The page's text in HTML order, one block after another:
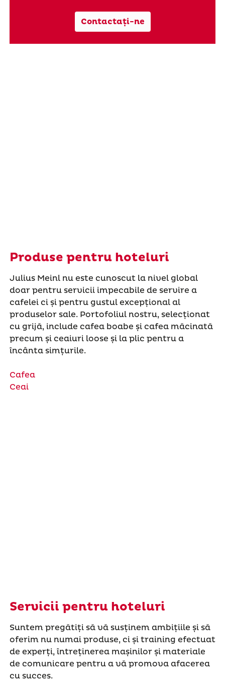
Contactați-ne
Produse pentru hoteluri
Julius Meinl nu este cunoscut la nivel global
doar pentru servicii impecabile de servire a
cafelei ci și pentru gustul excepțional al
produselor sale. Portofoliul nostru, selecționat
cu grijă, include cafea boabe și cafea măcinată
precum și ceaiuri loose și la plic pentru a
încânta simțurile.
Cafea
Ceai
Servicii pentru hoteluri
Suntem pregătiți să vă susținem ambițiile și să
oferim nu numai produse, ci și training efectuat
de experți, întreținerea mașinilor și materiale
de comunicare pentru a vă promova afacerea
cu succes.